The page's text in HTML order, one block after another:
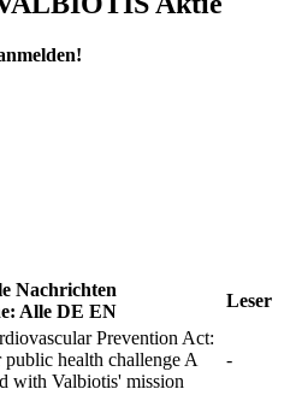
Nachrichten
Alle DE EN
Leser
Prevention Act:
public health challenge A
with Valbiotis' mission
-